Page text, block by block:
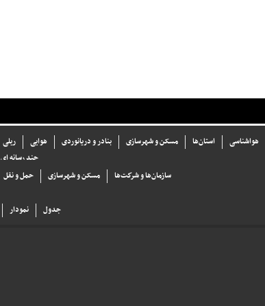
ریلی هوایی بنادر و دریانوردی مسکن و شهرسازی استان‌ها
هواشناسی
چند رسانه ای
حمل و نقل مسکن و شهرسازی سازما‌ن‌ها و شركت‌ها
نمودار جدول